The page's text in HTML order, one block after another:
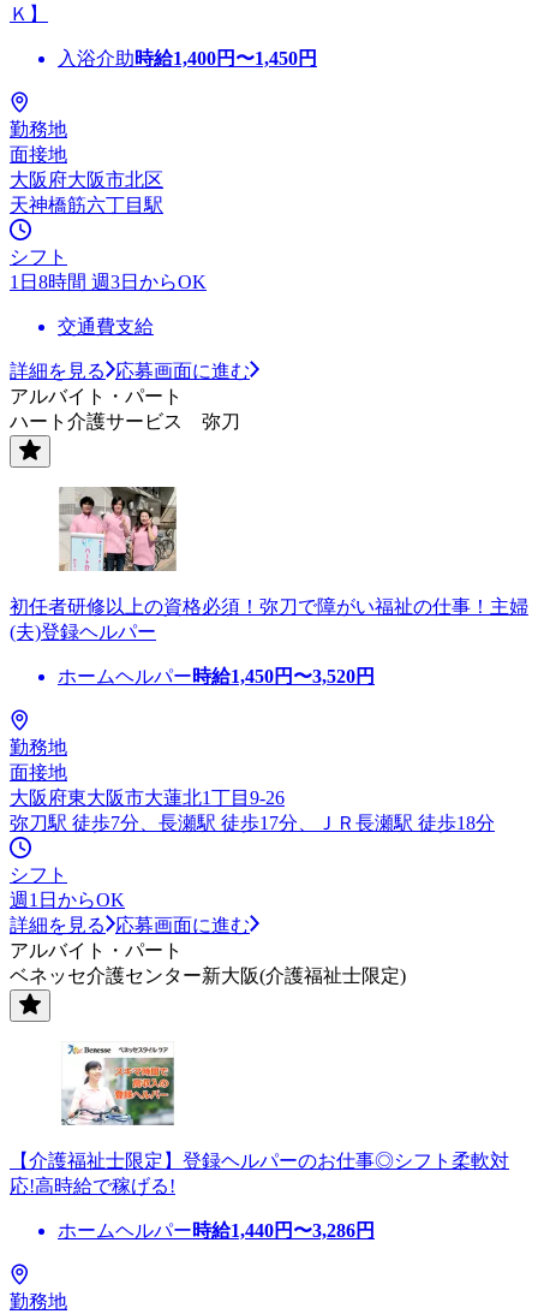
Ｋ】
入浴介助時給1,400円〜1,450円
勤務地
面接地
大阪府大阪市北区
天神橋筋六丁目駅
シフト
1日8時間 週3日からOK
交通費支給
詳細を見る
応募画面に進む
アルバイト・パート
ハート介護サービス 弥刀
初任者研修以上の資格必須！弥刀で障がい福祉の仕事！主婦
(夫)登録ヘルパー
ホームヘルパー時給1,450円〜3,520円
勤務地
面接地
大阪府東大阪市大蓮北1丁目9-26
弥刀駅 徒歩7分、長瀬駅 徒歩17分、ＪＲ長瀬駅 徒歩18分
シフト
週1日からOK
詳細を見る
応募画面に進む
アルバイト・パート
ベネッセ介護センター新大阪(介護福祉士限定)
【介護福祉士限定】登録ヘルパーのお仕事◎シフト柔軟対
応!高時給で稼げる!
ホームヘルパー時給1,440円〜3,286円
勤務地